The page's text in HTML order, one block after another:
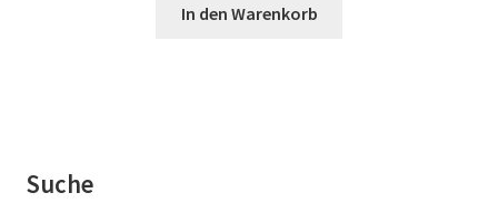
In den Warenkorb
Suche